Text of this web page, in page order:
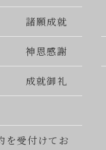
諸願成就
神恩感謝
成就御礼
を受付けてお